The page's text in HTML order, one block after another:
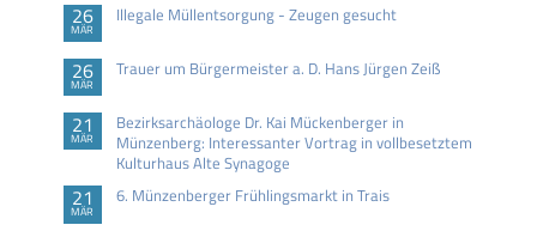
26
MÄR
Illegale Müllentsorgung - Zeugen gesucht
26
MÄR
Trauer um Bürgermeister a. D. Hans Jürgen Zeiß
21
MÄR
Bezirksarchäologe Dr. Kai Mückenberger in
Münzenberg: Interessanter Vortrag in vollbesetztem
Kulturhaus Alte Synagoge
21
MÄR
6. Münzenberger Frühlingsmarkt in Trais